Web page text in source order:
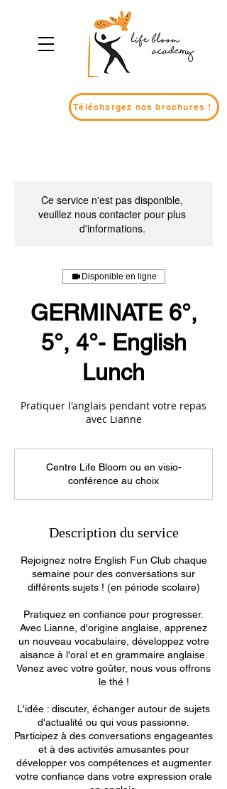
Téléchargez nos brochures !
Ce service n'est pas disponible,
veuillez nous contacter pour plus
d'informations.
Disponible en ligne
GERMINATE 6°,
5°, 4°- English
Lunch
Pratiquer l'anglais pendant votre repas
avec Lianne
Centre Life Bloom ou en visio-
conférence au choix
Description du service
Rejoignez notre English Fun Club chaque
semaine pour des conversations sur
différents sujets ! (en période scolaire)
​Pratiquez en confiance pour progresser.
Avec Lianne, d'origine anglaise, apprenez
un nouveau vocabulaire, développez votre
aisance à l'oral et en grammaire anglaise.
​Venez avec votre goûter, nous vous offrons
le thé !
L'idée : discuter, échanger autour de sujets
d'actualité ou qui vous passionne.
​Participez à des conversations engageantes
et à des activités amusantes pour
développer vos compétences et augmenter
votre confiance dans votre expression orale